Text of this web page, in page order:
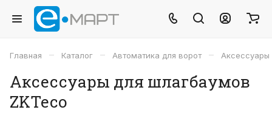
Главная – Каталог – Автоматика для ворот –
Аксессуары для шлагбаумов
ZKTeco